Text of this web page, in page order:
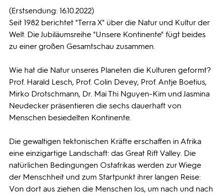
(Erstsendung: 16.10.2022)
Seit 1982 berichtet "Terra X" über die Natur und Kultur der
Welt. Die Jubiläumsreihe "Unsere Kontinente" fügt beides
zu einer großen Gesamtschau zusammen.
Wie hat die Natur unseres Planeten die Kulturen geformt?
Prof. Harald Lesch, Prof. Colin Devey, Prof. Antje Boetius,
Mirko Drotschmann, Dr. Mai Thi Nguyen-Kim und Jasmina
Neudecker präsentieren die sechs dauerhaft von
Menschen besiedelten Kontinente.
Die gewaltigen tektonischen Kräfte erschaffen in Afrika
eine einzigartige Landschaft: das Great Rift Valley. Die
natürlichen Bedingungen Ostafrikas werden zur Wiege
der Menschheit und zum Startpunkt ihrer langen Reise:
Von dort aus ziehen die Menschen los, um nach und nach